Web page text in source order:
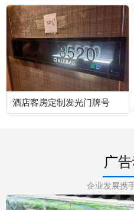
酒店客房定制发光门牌号
广
企业发展携